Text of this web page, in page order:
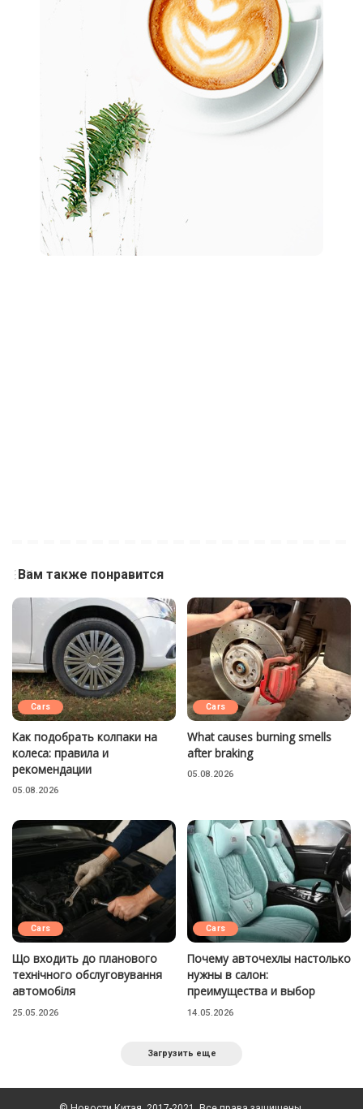
Вам также понравится
Cars
Как подобрать колпаки на
колеса: правила и
рекомендации
05.08.2026
Cars
What causes burning smells
after braking
05.08.2026
Cars
Що входить до планового
технічного обслуговування
автомобіля
25.05.2026
Cars
Почему авточехлы настолько
нужны в салон:
преимущества и выбор
14.05.2026
Загрузить еще